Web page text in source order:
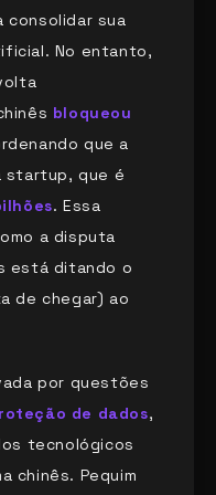
consolidar sua
No entanto,
bloqueou
que a
startup, que é
. Essa
a disputa
está ditando o
de chegar) ao
por questões
de dados,
tecnológicos
chinês. Pequim